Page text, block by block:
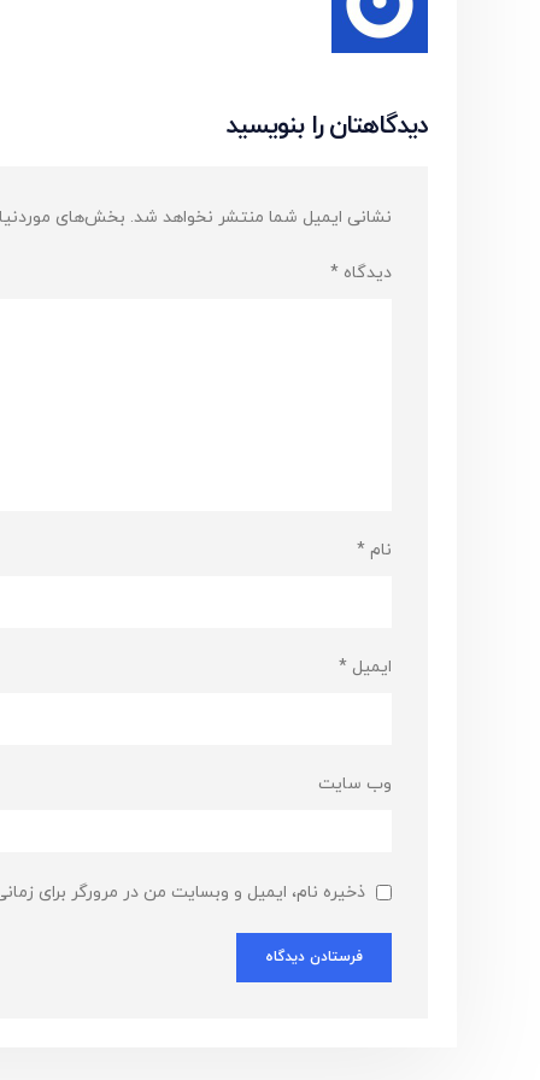
دیدگاهتان را بنویسید
نشانی ایمیل شما منتشر نخواهد شد. بخش‌های
دیدگاه *
نام *
ایمیل *
وب‌ سایت
ذخیره نام، ایمیل و وبسایت من در مرورگر برای